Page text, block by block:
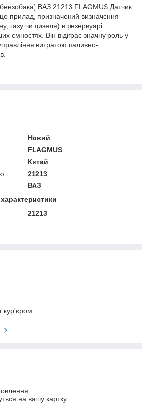
ВАЗ 21213 FLAGMUS Датчик
прилад, призначений визначення
газу чи дизеля) в резервуарі
ємностях. Він відіграє значну роль у
витратою паливно-
Новий
FLAGMUS
Китай
21213
ВАЗ
21213
кур'єром
на вашу картку